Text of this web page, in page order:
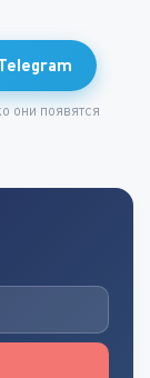
они появятся